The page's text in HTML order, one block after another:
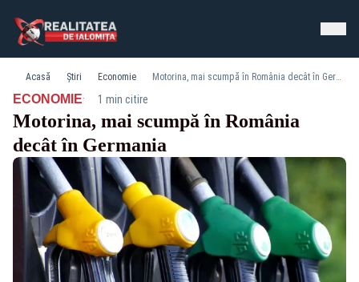
Acasă Știri Economie Motorina, mai scumpă în România decât în Germania
ECONOMIE· 1 min citire
Motorina, mai scumpă în România
decât în Germania